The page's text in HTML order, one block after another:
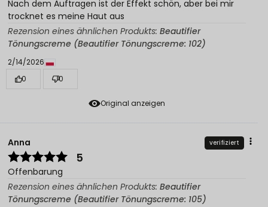
Original anzeigen
Nach dem Auftragen ist der Effekt schön, aber bei mir
trocknet es meine Haut aus
Rezension eines ähnlichen Produkts: Beautifier
Tönungscreme (Beautifier Tönungscreme: 102)
2/14/2026
0
0
Anna verifiziert
5
Offenbarung
Rezension eines ähnlichen Produkts: Beautifier
Tönungscreme (Beautifier Tönungscreme: 105)